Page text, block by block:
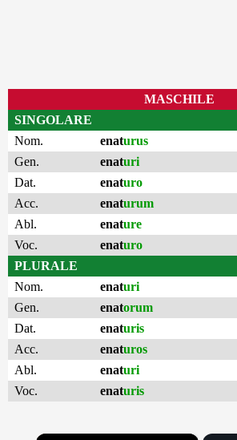
MASCHILE
SINGOLARE
Nom.
enaturus
Gen.
enaturi
Dat.
enaturo
Acc.
enaturum
Abl.
enature
Voc.
enaturo
PLURALE
Nom.
enaturi
Gen.
enatorum
Dat.
enaturis
Acc.
enaturos
Abl.
enaturi
Voc.
enaturis